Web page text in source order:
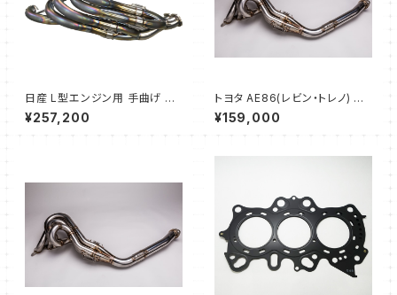
日産 L型エンジン用 手曲げ 6-
3-2モデル エキゾーストマニホ
ールド 48.6Φ
¥257,200
トヨタ AE86(レビン・トレノ) エ
キゾーストマニホールド タコ足
(42.7Φ → 60Φ)
¥159,000